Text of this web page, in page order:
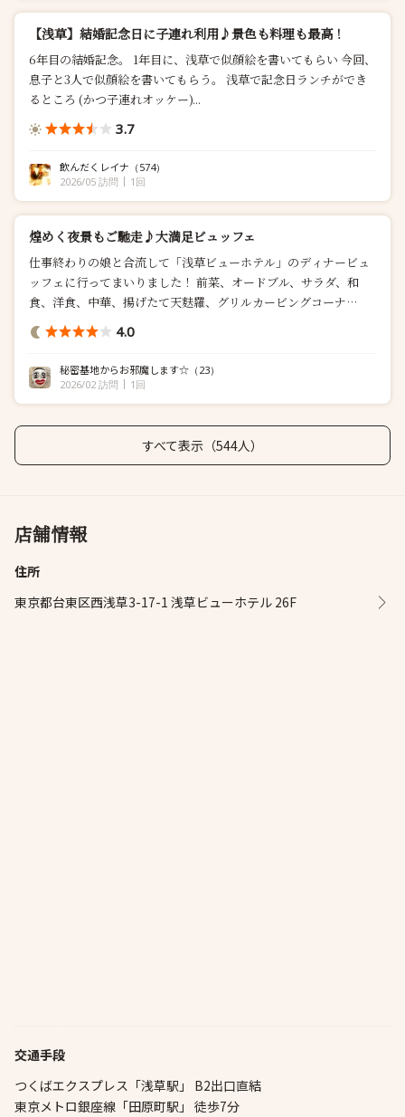
【浅草】結婚記念日に子連れ利用♪景色も料理も最高！
6年目の結婚記念。 1年目に、浅草で似顔絵を書いてもらい 今回、
息子と3人で似顔絵を書いてもらう。 浅草で記念日ランチができ
るところ (かつ子連れオッケー)...
3.7
飲んだくレイナ （574）
2026/05 訪問
1回
煌めく夜景もご馳走♪大満足ビュッフェ
仕事終わりの娘と合流して「浅草ビューホテル」のディナービュ
ッフェに行ってまいりました！ 前菜、オードブル、サラダ、和
食、洋食、中華、揚げたて天麩羅、グリルカービングコーナ
ー、...
4.0
秘密基地からお邪魔します☆ （23）
2026/02 訪問
1回
すべて表示（544人）
店舗情報
住所
東京都台東区西浅草3-17-1 浅草ビューホテル 26F
交通手段
つくばエクスプレス「浅草駅」 B2出口直結
東京メトロ銀座線「田原町駅」 徒歩7分